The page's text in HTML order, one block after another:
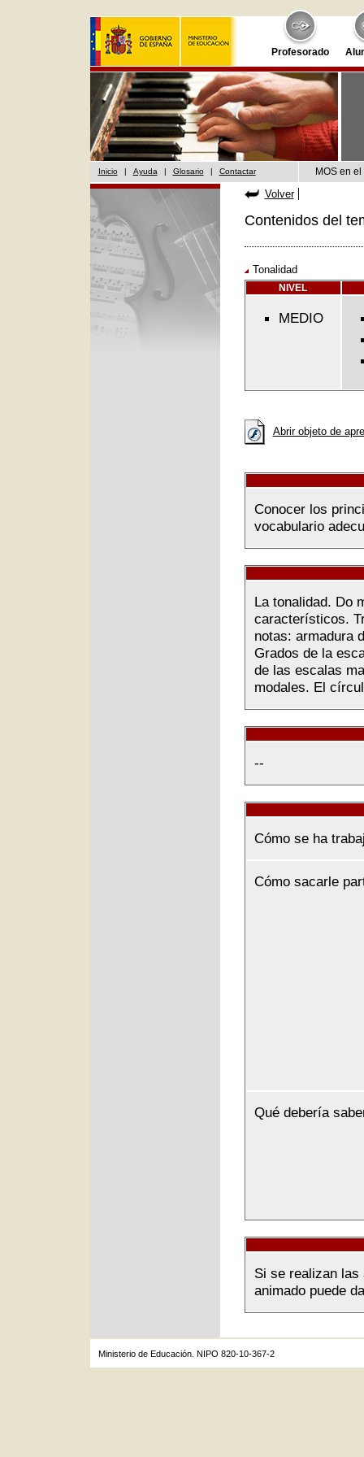
Profesorado
Inicio | Ayuda | Glosario | Contactar MOS en
Volver
Contenidos del
Tonalidad
NIVEL
MEDIO
Abrir objeto de
Conocer los
vocabulario
La tonalidad. Do
característicos.
notas: armadura
Grados de la
de las escalas
modales. El
--
Cómo se ha
Cómo sacarle
Qué debería
Si se realizan las
animado puede
Ministerio de Educación. NIPO 820-10-367-2